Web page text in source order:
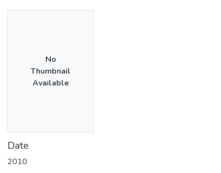
No
Thumbnail
Available
Date
2010